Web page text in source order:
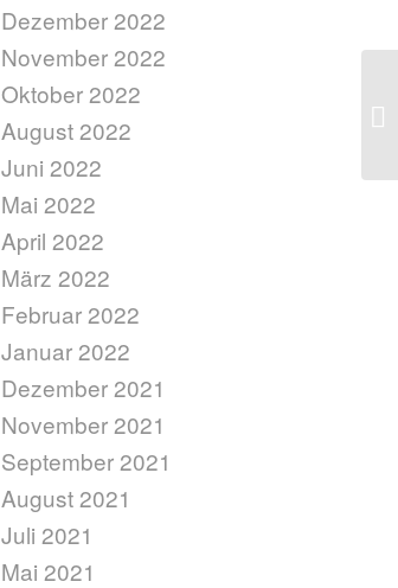
Dezember 2022
November 2022
Oktober 2022
August 2022
Juni 2022
Mai 2022
April 2022
März 2022
Februar 2022
Januar 2022
Dezember 2021
November 2021
September 2021
August 2021
Juli 2021
Mai 2021